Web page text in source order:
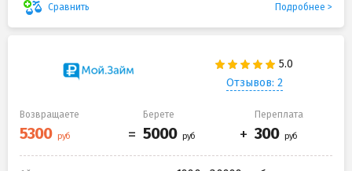
Сравнить Подробнее
Отзывов: 2
Возвращаете Берете Переплата